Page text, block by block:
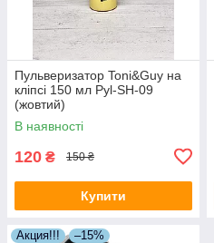
Пульверизатор Toni&Guy на
кліпсі 150 мл Pyl-SH-09
(жовтий)
В наявності
120 ₴ 150 ₴
Купити
Акция!!! –15%